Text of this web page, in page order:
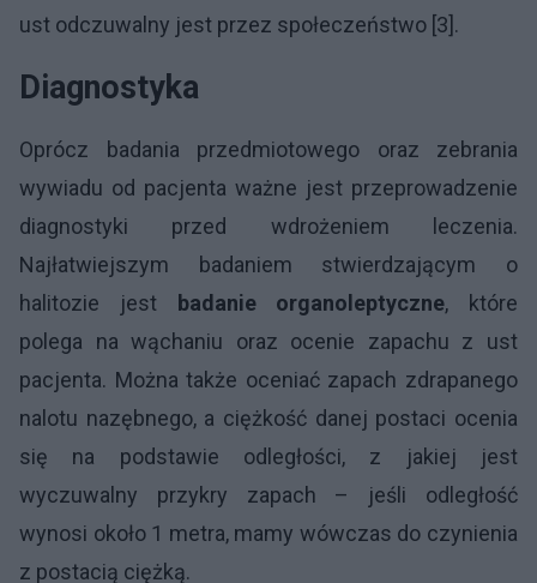
ust odczuwalny jest przez społeczeństwo [3].
Diagnostyka
Oprócz badania przedmiotowego oraz zebrania
wywiadu od pacjenta ważne jest przeprowadzenie
diagnostyki przed wdrożeniem leczenia.
Najłatwiejszym badaniem stwierdzającym o
halitozie jest
badanie organoleptyczne, które
polega na wąchaniu oraz ocenie zapachu z ust
pacjenta. Można także oceniać zapach zdrapanego
nalotu nazębnego, a ciężkość danej postaci ocenia
się na podstawie odległości, z jakiej jest
wyczuwalny przykry zapach – jeśli odległość
wynosi około 1 metra, mamy wówczas do czynienia
z postacią ciężką.